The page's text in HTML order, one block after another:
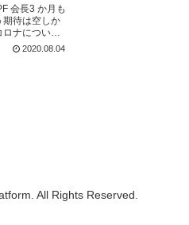
密」―
会長3 か月も
期待は空しか
ロナについて
、私たちも少
2020.08.04
All Rights Reserved.